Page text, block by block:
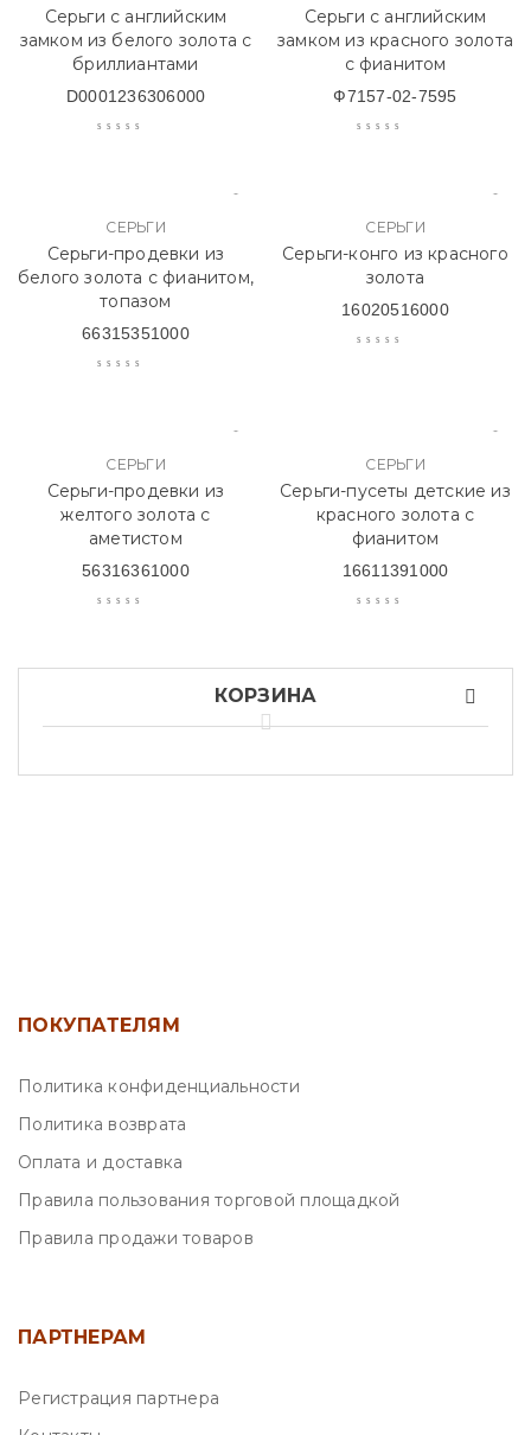
Серьги с английским
замком из белого золота с
бриллиантами
D0001236306000
Серьги с английским
замком из красного золота
с фианитом
Ф7157-02-7595
СЕРЬГИ
Серьги-продевки из
белого золота с фианитом,
топазом
66315351000
СЕРЬГИ
Серьги-конго из красного
золота
16020516000
СЕРЬГИ
Серьги-продевки из
желтого золота с
аметистом
56316361000
СЕРЬГИ
Серьги-пусеты детские из
красного золота с
фианитом
16611391000
КОРЗИНА
ПОКУПАТЕЛЯМ
Политика конфиденциальности
Политика возврата
Оплата и доставка
Правила пользования торговой площадкой
Правила продажи товаров
ПАРТНЕРАМ
Регистрация партнера